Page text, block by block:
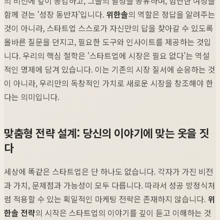
함께 걷는 '성장 동반자'입니다. 위한솔의 역할은 정답을 알려주는
것이 아니라, 스타트업 스스로가 자신만의 답을 찾아갈 수 있도록
올바른 질문을 던지고, 필요한 도구와 인사이트를 제공하는 것입
니다. 우리의 핵심 철학은 '스타트업에 시장은 필요 없다'는 역설
적인 명제에 담겨 있습니다. 이는 기존의 시장 질서에 순응하는 것
이 아니라, 우리만의 독창적인 가치로 새로운 시장을 창조해야 한
다는 의미입니다.
맞춤형 전략 설계: 당신의 이야기에 맞는 옷을 짓
다
세상에 똑같은 스타트업은 단 하나도 없습니다. 각자가 가진 비전
과 가치, 문제점과 가능성이 모두 다릅니다. 따라서 성공 방정식처
럼 적용할 수 있는 획일적인 마케팅 전략은 존재하지 않습니다. 위
한솔 전략의 시작은 스타트업의 이야기를 깊이 듣고 이해하는 것